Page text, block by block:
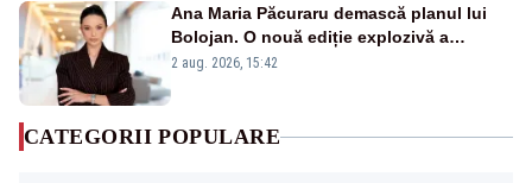
Ana Maria Păcuraru demască planul lui
Bolojan. O nouă ediție explozivă a
emisiunii „Miza Zilei” la Realitatea PLUS
2 aug. 2026, 15:42
CATEGORII POPULARE